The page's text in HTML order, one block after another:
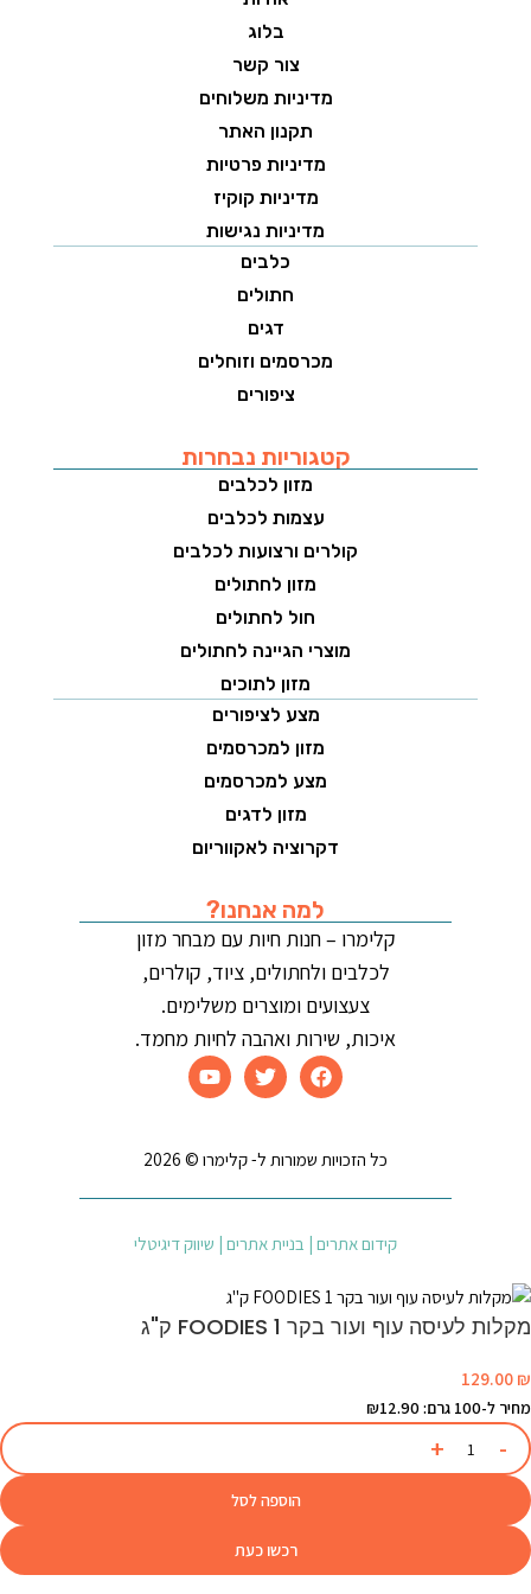
בלוג
צור קשר
מדיניות משלוחים
תקנון האתר
מדיניות פרטיות
מדיניות קוקיז
מדיניות נגישות
כלבים
חתולים
דגים
מכרסמים וזוחלים
ציפורים
קטגוריות נבחרות
מזון לכלבים
עצמות לכלבים
קולרים ורצועות לכלבים
מזון לחתולים
חול לחתולים
מוצרי הגיינה לחתולים
מזון לתוכים
מצע לציפורים
מזון למכרסמים
מצע למכרסמים
מזון לדגים
דקרוציה לאקווריום
למה אנחנו?
קלימרו – חנות חיות עם מבחר מזון
לכלבים ולחתולים, ציוד, קולרים,
צעצועים ומוצרים משלימים.
איכות, שירות ואהבה לחיות מחמד.
כל הזכויות שמורות ל- קלימרו © 2026
קידום אתרים | בניית אתרים | שיווק דיגיטלי
מקלות לעיסה עוף ועור בקר FOODIES 1 ק"ג
129.00 ₪
מחיר ל-100 גרם: ₪12.90
הוספה לסל
רכשו כעת